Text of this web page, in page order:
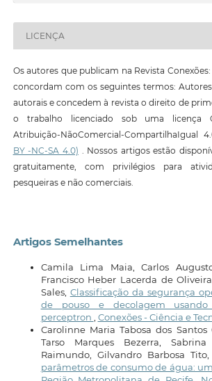
LICENÇA
Os autores que publicam na Revista
concordam com os seguintes termos:
autorais e concedem à revista o direito de
o trabalho licenciado sob uma licença
Atribuição-NãoComercial-CompartilhaIgual
BY -NC-SA 4.0) . Nossos artigos estão
gratuitamente, com privilégios para
pesqueiras e não comerciais.
Artigos Semelhantes
Camila Lima Maia, Carlos
Francisco Heber Lacerda de
Sales, Classificação da segurança
de pouso e decolagem
perceptron
Conexões - Ciência e
Carolinne Maria Tabosa dos Santos
Tarso Marques Bezerra,
Raimundo, Gilvandro Barbosa Tito,
parâmetros de consumo de água: